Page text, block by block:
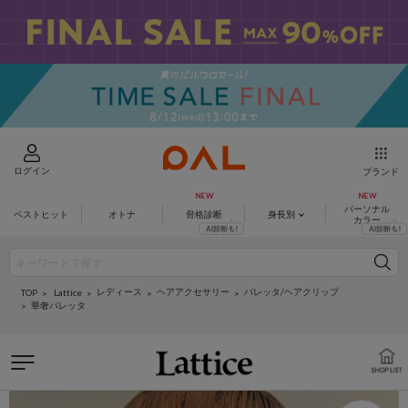
ログイン ブランド
ベストヒット オトナ 骨格診断 身長別
パーソナル
カラー
TOP Lattice レディース ヘアアクセサリー
バレッタ/ヘアクリップ
華奢バレッタ